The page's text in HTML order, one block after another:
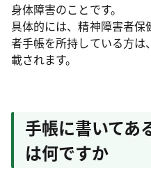
身体障害のことです。
具体的には、精神障害者
者手帳を所持している方
載されます。
手帳に書いてあ
は何ですか